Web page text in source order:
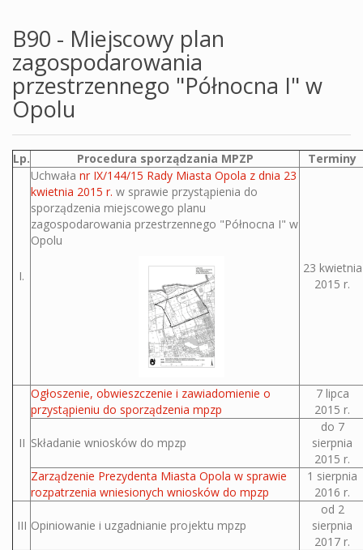
B90 - Miejscowy plan
zagospodarowania
przestrzennego "Północna I" w
Opolu
Lp. Procedura sporządzania MPZP Terminy
I.
Uchwała nr IX/144/15 Rady Miasta Opola z dnia 23
kwietnia 2015 r. w sprawie przystąpienia do
sporządzenia miejscowego planu
zagospodarowania przestrzennego "Północna I" w
Opolu
23 kwietnia
2015 r.
II
Ogłoszenie, obwieszczenie i zawiadomienie o
przystąpieniu do sporządzenia mpzp
7 lipca
2015 r.
Składanie wniosków do mpzp
do 7
sierpnia
2015 r.
Zarządzenie Prezydenta Miasta Opola w sprawie
rozpatrzenia wniesionych wniosków do mpzp
1 sierpnia
2016 r.
III Opiniowanie i uzgadnianie projektu mpzp
od 2
sierpnia
2017 r.